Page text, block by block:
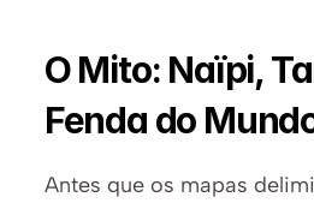
O Mito: Naïpi,
Fenda do
Antes que os mapas